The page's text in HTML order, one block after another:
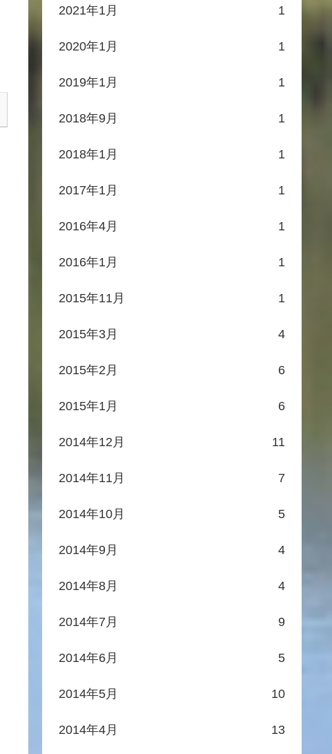
2021年1月 1
2020年1月 1
2019年1月 1
2018年9月 1
2018年1月 1
2017年1月 1
2016年4月 1
2016年1月 1
2015年11月 1
2015年3月 4
2015年2月 6
2015年1月 6
2014年12月 11
2014年11月 7
2014年10月 5
2014年9月 4
2014年8月 4
2014年7月 9
2014年6月 5
2014年5月 10
2014年4月 13